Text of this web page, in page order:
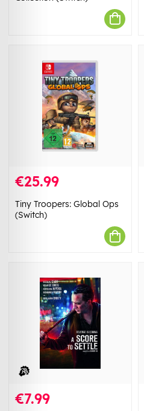
€25.99
Tiny Troopers: Global Ops
(Switch)
€7.99